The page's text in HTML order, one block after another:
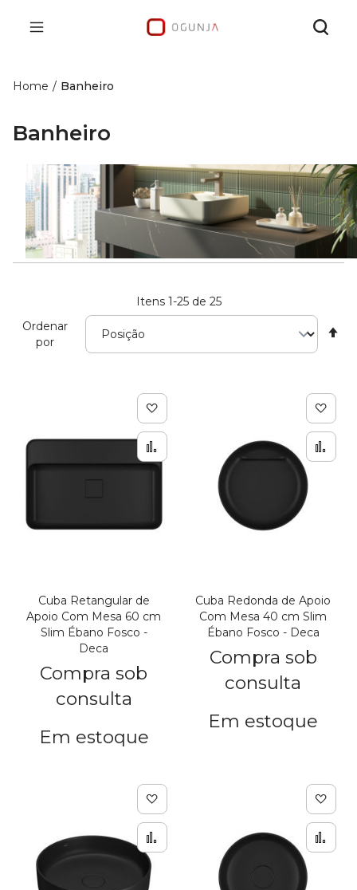
Home Banheiro
Banheiro
Itens 1-25de 25
Ordenar
por
Cuba Retangular de
Apoio Com Mesa 60 cm
Slim Ébano Fosco -
Deca
Compra sob
consulta
Em estoque
Adicionar à lista de
Adicionar para
Cuba Redonda de Apoio
Com Mesa 40 cm Slim
Ébano Fosco - Deca
Compra sob
consulta
Em estoque
Adicionar à lista de
Adicionar para